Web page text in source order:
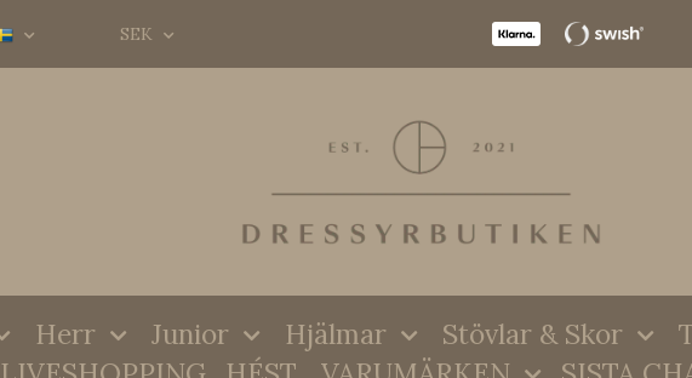
SEK
Herr Junior Hjälmar Stövlar & Skor